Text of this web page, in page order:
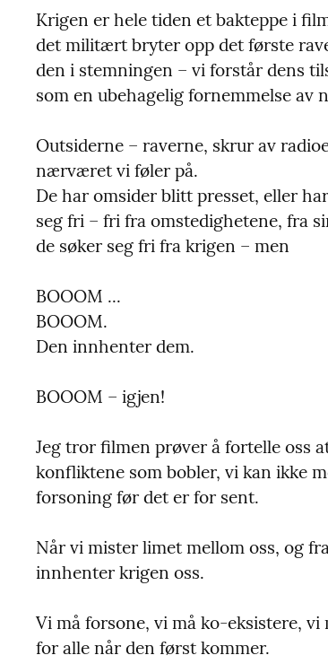
Krigen er hele tiden et bakteppe i
det militært bryter opp det første
den i stemningen – vi forstår dens
som en ubehagelig fornemmelse av
Outsiderne – raverne, skrur av
nærværet vi føler på.
De har omsider blitt presset, eller
seg fri – fri fra omstedighetene, fra
de søker seg fri fra krigen – men
BOOOM ...
BOOOM.
Den innhenter dem.
BOOOM – igjen!
Jeg tror filmen prøver å fortelle oss
konfliktene som bobler, vi kan ikke
forsoning før det er for sent.
Når vi mister limet mellom oss, og
innhenter krigen oss.
Vi må forsone, vi må ko-eksistere,
for alle når den først kommer.